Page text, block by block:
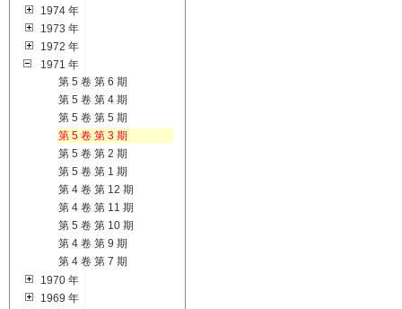
1974 年
1973 年
1972 年
1971 年
第 5 卷 第 6 期
第 5 卷 第 4 期
第 5 卷 第 5 期
第 5 卷 第 3 期
第 5 卷 第 2 期
第 5 卷 第 1 期
第 4 卷 第 12 期
第 4 卷 第 11 期
第 5 卷 第 10 期
第 4 卷 第 9 期
第 4 卷 第 7 期
1970 年
1969 年